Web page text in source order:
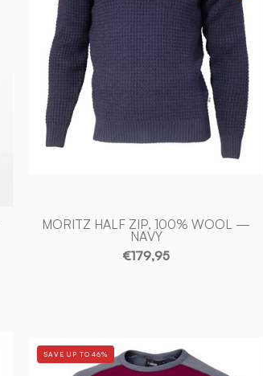
NAVY
Ivanhoe
of
Sweden
MORITZ HALF ZIP, 100% WOOL —
NAVY
€179,95
RETRO
FREESTYLE
SAVE UP TO 46%